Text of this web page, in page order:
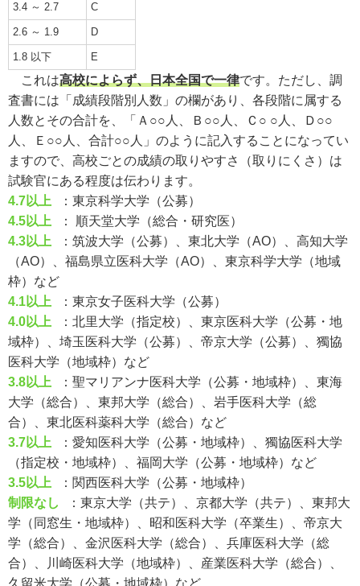
3.4 ～ 2.7 C
2.6 ～ 1.9 D
1.8 以下 E
これは高校によらず、日本全国で一律です。ただし、調
査書には「成績段階別人数」の欄があり、各段階に属する
人数とその合計を、「Ａ○○人、Ｂ○○人、Ｃ○ ○人、Ｄ○○
人、Ｅ○○人、合計○○人」のように記入することになってい
ますので、高校ごとの成績の取りやすさ（取りにくさ）は
試験官にある程度は伝わります。
4.7以上
：東京科学大学（公募）
4.5以上
： 順天堂大学（総合・研究医）
4.3以上
：筑波大学（公募）、東北大学（AO）、高知大学
（AO）、福島県立医科大学（AO）、東京科学大学（地域
枠）など
4.1以上
：東京女子医科大学（公募）
4.0以上
：北里大学（指定校）、東京医科大学（公募・地
域枠）、埼玉医科大学（公募）、帝京大学（公募）、獨協
医科大学（地域枠）など
3.8以上
：聖マリアンナ医科大学（公募・地域枠）、東海
大学（総合）、東邦大学（総合）、岩手医科大学（総
合）、東北医科薬科大学（総合）など
3.7以上
：愛知医科大学（公募・地域枠）、獨協医科大学
（指定校・地域枠）、福岡大学（公募・地域枠）など
3.5以上
：関西医科大学（公募・地域枠）
制限なし
：東京大学（共テ）、京都大学（共テ）、東邦大
学（同窓生・地域枠）、昭和医科大学（卒業生）、帝京大
学（総合）、金沢医科大学（総合）、兵庫医科大学（総
合）、川崎医科大学（地域枠）、産業医科大学（総合）、